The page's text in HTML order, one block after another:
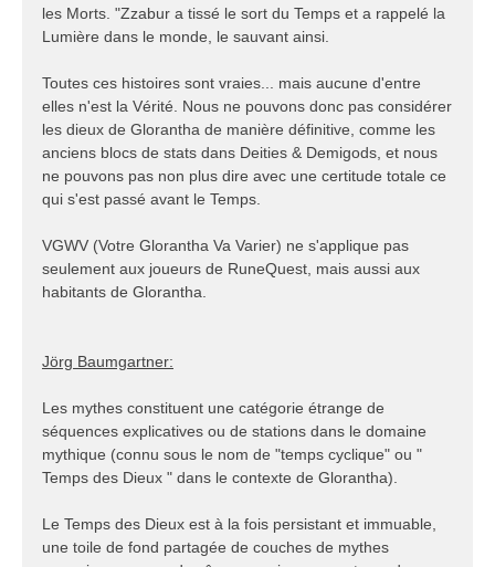
les Morts. "Zzabur a tissé le sort du Temps et a rappelé la
Lumière dans le monde, le sauvant ainsi.
Toutes ces histoires sont vraies... mais aucune d'entre
elles n'est la Vérité. Nous ne pouvons donc pas considérer
les dieux de Glorantha de manière définitive, comme les
anciens blocs de stats dans Deities & Demigods, et nous
ne pouvons pas non plus dire avec une certitude totale ce
qui s'est passé avant le Temps.
VGWV (Votre Glorantha Va Varier) ne s'applique pas
seulement aux joueurs de RuneQuest, mais aussi aux
habitants de Glorantha.
Jörg Baumgartner:
Les mythes constituent une catégorie étrange de
séquences explicatives ou de stations dans le domaine
mythique (connu sous le nom de "temps cyclique" ou "
Temps des Dieux " dans le contexte de Glorantha).
Le Temps des Dieux est à la fois persistant et immuable,
une toile de fond partagée de couches de mythes